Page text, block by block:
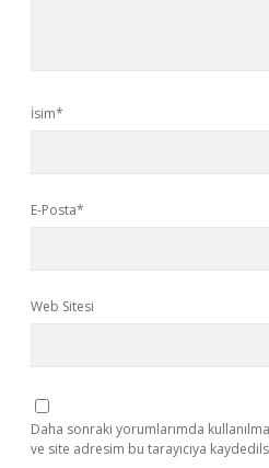
İsim*
E-Posta*
Web Sitesi
Daha sonraki yorumlarımda
ve site adresim bu tarayıcıya